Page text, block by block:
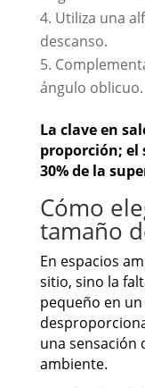
Utiliza una
descanso.
ángulo oblicuo.
La clave en
proporción; el
30% de la
Cómo
tamaño
En espacios
sitio, sino la
pequeño en
una sensación
ambiente.